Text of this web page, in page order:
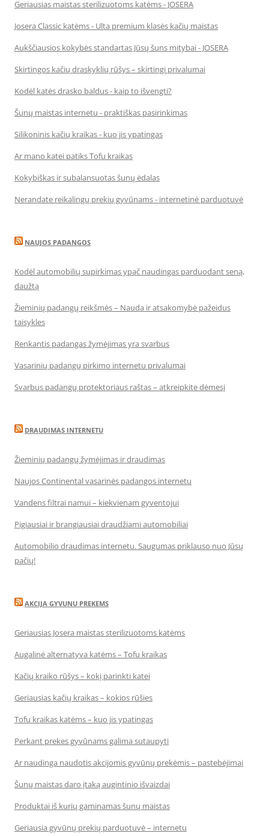
Geriausias maistas sterilizuotoms katėms - JOSERA
Josera Classic katėms - Ulta premium klasės kačių maistas
Aukščiausios kokybės standartas Jūsų šuns mitybai - JOSERA
Skirtingos kačių draskyklių rūšys – skirtingi privalumai
Kodėl katės drasko baldus - kaip to išvengti?
Šunų maistas internetu - praktiškas pasirinkimas
Silikoninis kačių kraikas - kuo jis ypatingas
Ar mano katei patiks Tofu kraikas
Kokybiškas ir subalansuotas šunų ėdalas
Nerandate reikalingų prekių gyvūnams - internetinė parduotuvė
NAUJOS PADANGOS
Kodėl automobilių supirkimas ypač naudingas parduodant seną,
daužtą
Žieminių padangų reikšmės – Nauda ir atsakomybė pažeidus
taisykles
Renkantis padangas žymėjimas yra svarbus
Vasarinių padangų pirkimo internetu privalumai
Svarbus padangų protektoriaus raštas – atkreipkite dėmesį
DRAUDIMAS INTERNETU
Žieminių padangų žymėjimas ir draudimas
Naujos Continental vasarinės padangos internetu
Vandens filtrai namui – kiekvienam gyventojui
Pigiausiai ir brangiausiai draudžiami automobiliai
Automobilio draudimas internetu. Saugumas priklauso nuo Jūsų
pačių!
AKCIJA GYVUNU PREKEMS
Geriausias Josera maistas sterilizuotoms katėms
Augalinė alternatyva katėms – Tofu kraikas
Kačių kraiko rūšys – kokį parinkti katei
Geriausias kačių kraikas – kokios rūšies
Tofu kraikas katėms – kuo jis ypatingas
Perkant prekes gyvūnams galima sutaupyti
Ar naudinga naudotis akcijomis gyvūnų prekėmis – pastebėjimai
Šunų maistas daro įtaką augintinio išvaizdai
Produktai iš kurių gaminamas šunų maistas
Geriausia gyvūnų prekių parduotuvė – internetu